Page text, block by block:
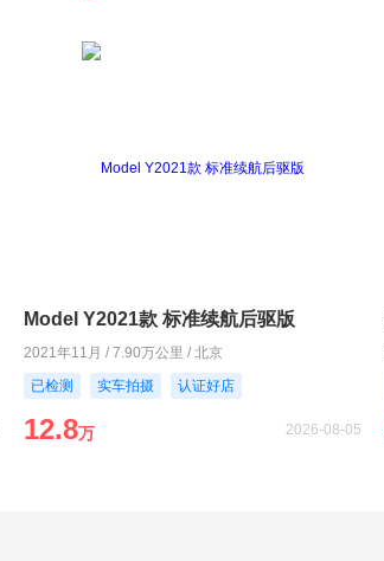
Model Y2021款 标准续航后驱版
2021年11月 / 7.90万公里 / 北京
已检测
实车拍摄 认证好店
12.8万 2026-08-05